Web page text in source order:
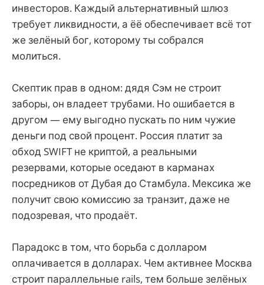
инвесторов. Каждый альтернативный шлюз
требует ликвидности, а ёё обеспечивает всё тот
же зелёный бог, которому ты собрался
молиться.
Скептик прав в одном: дядя Сэм не строит
заборы, он владеет трубами. Но ошибается в
другом — ему выгодно пускать по ним чужие
деньги под свой процент. Россия платит за
обход SWIFT не криптой, а реальными
резервами, которые оседают в карманах
посредников от Дубая до Стамбула. Мексика же
получит свою комиссию за транзит, даже не
подозревая, что продаёт.
Парадокс в том, что борьба с долларом
оплачивается в долларах. Чем активнее Москва
строит параллельные rails, тем больше зелёных